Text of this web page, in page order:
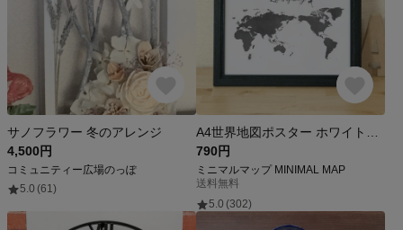
サノフラワー 冬のアレンジ
4,500円
コミュニティー広場のっぽ
5.0 (61)
790円
ミニマルマップ MINIMAL MAP
送料無料
5.0 (302)